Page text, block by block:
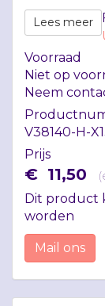
Lees meer
Voorraad
Niet op
Neem
V38140-H-
Prijs
€ 11,50 (
Dit product
worden
Mail ons